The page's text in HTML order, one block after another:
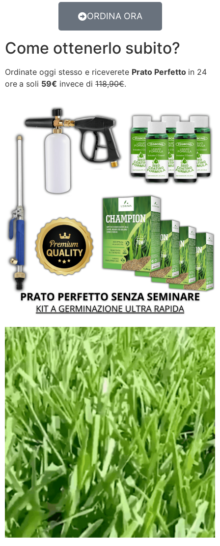
ORDINA ORA
Come ottenerlo subito?
Ordinate oggi stesso e riceverete Prato Perfetto in 24
ore a soli 59€ invece di 118,90€.